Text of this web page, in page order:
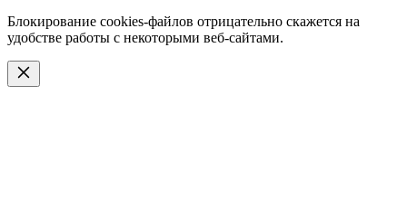
Блокирование cookies-файлов отрицательно скажется на
удобстве работы с некоторыми веб-сайтами.